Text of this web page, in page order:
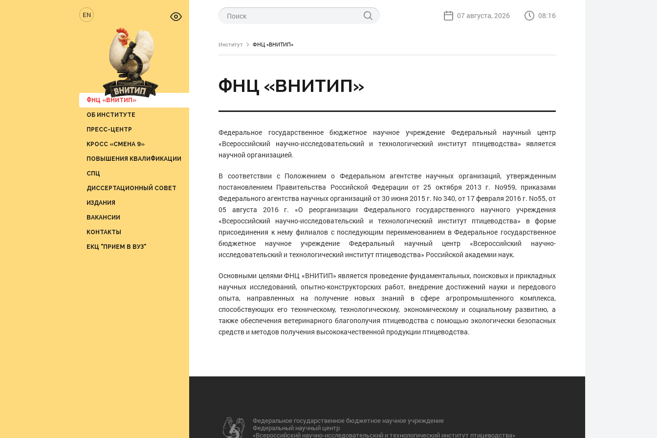
EN
ФНЦ «ВНИТИП»
ОБ ИНСТИТУТЕ
Отдел технологии производства
продуктов птицеводства
Отдел питания птицы
Отдел СПЦ по птицеводству
Отдел инкубации
Отдел научно-технической информации
Отдел микроклимата и производственных
процессов
ПРЕСС-ЦЕНТР
Отраслевые новости
Вести о науке
СМИ о нас
График проведения курсов
КРОСС «СМЕНА 9»
ПОВЫШЕНИЯ КВАЛИФИКАЦИИ
СПЦ
ДИССЕРТАЦИОННЫЙ СОВЕТ
ИЗДАНИЯ
ВАКАНСИИ
КОНТАКТЫ
ЕКЦ "ПРИЕМ В ВУЗ"
07 августа, 2026 08:16
Институт ФНЦ «ВНИТИП»
ФНЦ «ВНИТИП»
Федеральное государственное бюджетное научное учреждение Федеральный научный центр
«Всероссийский научно-исследовательский и технологический институт птицеводства» является
научной организацией.
В соответствии с Положением о Федеральном агентстве научных организаций, утвержденным
постановлением Правительства Российской Федерации от 25 октября 2013 г. No959, приказами
Федерального агентства научных организаций от 30 июня 2015 г. No 340, от 17 февраля 2016 г. No55, от
05 августа 2016 г. «О реорганизации Федерального государственного научного учреждения
«Всероссийский научно-исследовательский и технологический институт птицеводства» в форме
присоединения к нему филиалов с последующим переименованием в Федеральное государственное
бюджетное научное учреждение Федеральный научный центр «Всероссийский научно-
исследовательский и технологический институт птицеводства» Российской академии наук.
Основными целями ФНЦ «ВНИТИП» является проведение фундаментальных, поисковых и прикладных
научных исследований, опытно-конструкторских работ, внедрение достижений науки и передового
опыта, направленных на получение новых знаний в сфере агропромышленного комплекса,
способствующих его техническому, технологическому, экономическому и социальному развитию, а
также обеспечения ветеринарного благополучия птицеводства с помощью экологически безопасных
средств и методов получения высококачественной продукции птицеводства.
Федеральное государственное бюджетное научное учреждение
Федеральный научный центр
«Всероссийский научно-исследовательский и технологический институт птицеводства»